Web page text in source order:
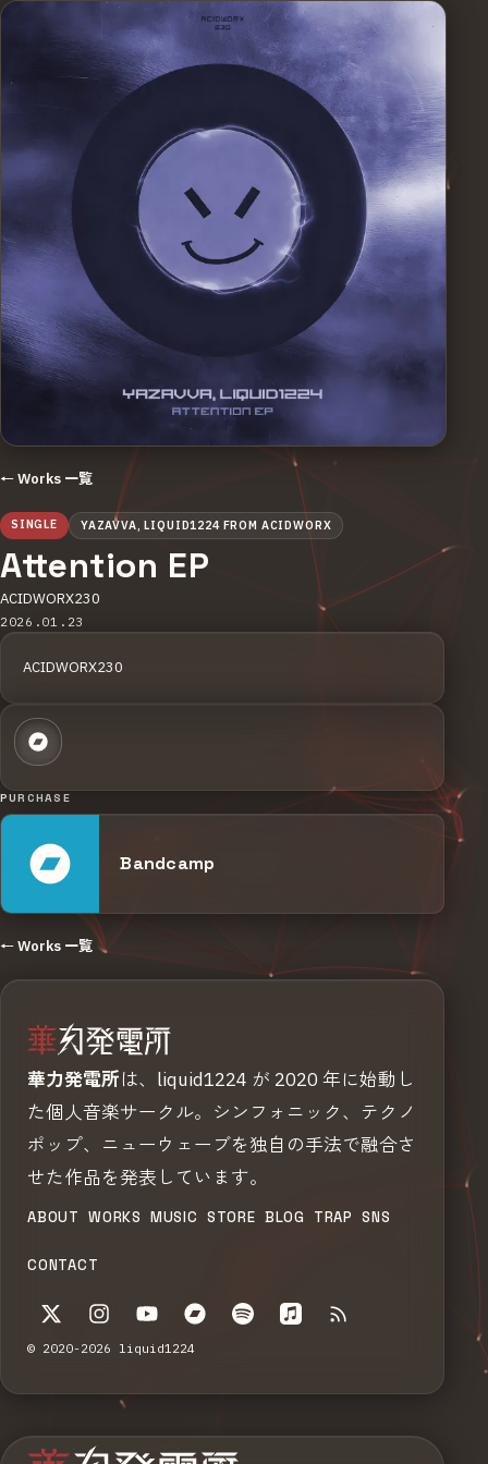
← Works 一覧
SINGLE YAZAVVA, LIQUID1224 FROM ACIDWORX
Attention EP
ACIDWORX230
2026.01.23
ACIDWORX230
PURCHASE
Bandcamp
← Works 一覧
華力発電所は、liquid1224 が 2020 年に始動し
た個人音楽サークル。シンフォニック、テクノ
ポップ、ニューウェーブを独自の手法で融合さ
せた作品を発表しています。
ABOUT WORKS MUSIC STORE BLOG TRAP SNS
CONTACT
© 2020-2026 liquid1224